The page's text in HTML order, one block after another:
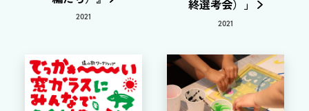
2021
終選考会）」
2021